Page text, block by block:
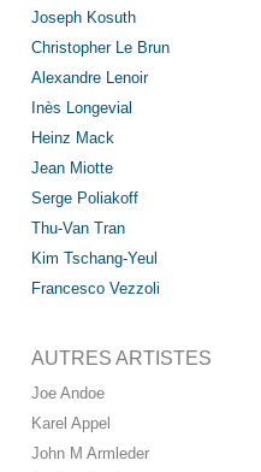
Joseph Kosuth
Christopher Le Brun
Alexandre Lenoir
Inès Longevial
Heinz Mack
Jean Miotte
Serge Poliakoff
Thu-Van Tran
Kim Tschang-Yeul
Francesco Vezzoli
AUTRES ARTISTES
Joe Andoe
Karel Appel
John M Armleder